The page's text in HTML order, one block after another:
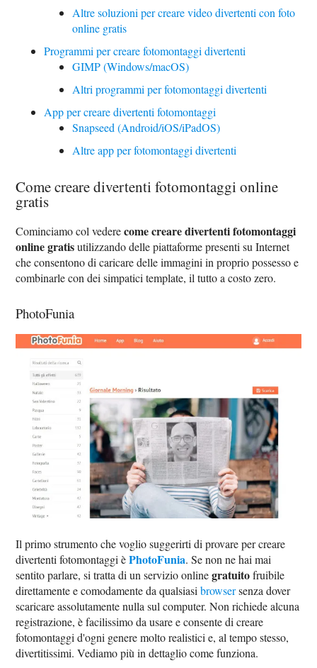
Altre soluzioni per creare video divertenti con foto
online gratis
Programmi per creare fotomontaggi divertenti
GIMP (Windows/macOS)
Altri programmi per fotomontaggi divertenti
App per creare divertenti fotomontaggi
Snapseed (Android/iOS/iPadOS)
Altre app per fotomontaggi divertenti
Come creare divertenti fotomontaggi online
gratis
Cominciamo col vederecome creare divertenti fotomontaggi
online gratisutilizzando delle piattaforme presenti su Internet
che consentono di caricare delle immagini in proprio possesso e
combinarle con dei simpatici template, il tutto a costo zero.
PhotoFunia
Il primo strumento che voglio suggerirti di provare per creare
divertenti fotomontaggi èPhotoFunia. Se non ne hai mai
sentito parlare, si tratta di un servizio onlinegratuitofruibile
direttamente e comodamente da qualsiasibrowsersenza dover
scaricare assolutamente nulla sul computer. Non richiede alcuna
registrazione, è facilissimo da usare e consente di creare
fotomontaggi d'ogni genere molto realistici e, al tempo stesso,
divertitissimi. Vediamo più in dettaglio come funziona.